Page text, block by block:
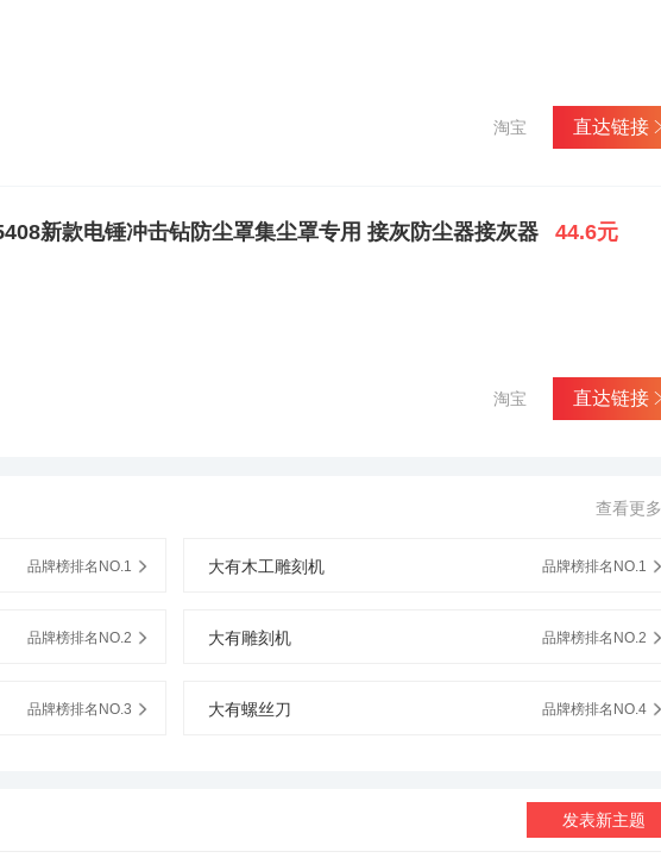
直达链接
淘宝
新款电锤冲击钻防尘罩集尘罩专用 接灰防尘器接灰器 44.6元
直达链接
淘宝
查看更多
品牌榜排名NO.1 大有木工雕刻机 品牌榜排名NO.1
品牌榜排名NO.2 大有雕刻机 品牌榜排名NO.2
品牌榜排名NO.3 大有螺丝刀 品牌榜排名NO.4
发表新主题